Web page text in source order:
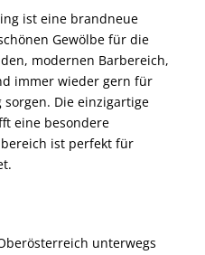
ist eine brandneue
Gewölbe für die
modernen Barbereich,
immer wieder gern für
Die einzigartige
ist perfekt für